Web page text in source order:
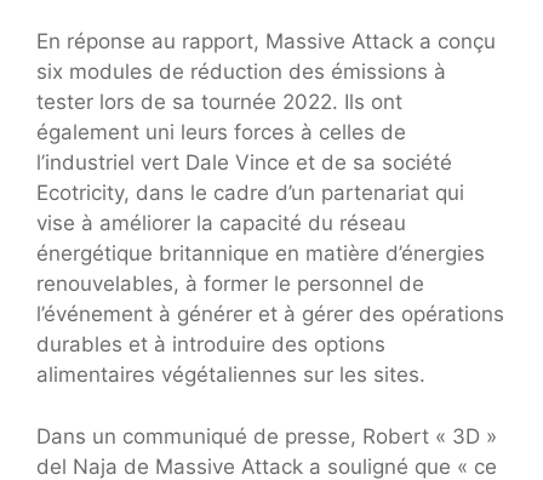
En réponse au rapport, Massive Attack a conçu
six modules de réduction des émissions à
tester lors de sa tournée 2022. Ils ont
également uni leurs forces à celles de
l’industriel vert Dale Vince et de sa société
Ecotricity, dans le cadre d’un partenariat qui
vise à améliorer la capacité du réseau
énergétique britannique en matière d’énergies
renouvelables, à former le personnel de
l’événement à générer et à gérer des opérations
durables et à introduire des options
alimentaires végétaliennes sur les sites.
Dans un communiqué de presse, Robert « 3D »
del Naja de Massive Attack a souligné que « ce